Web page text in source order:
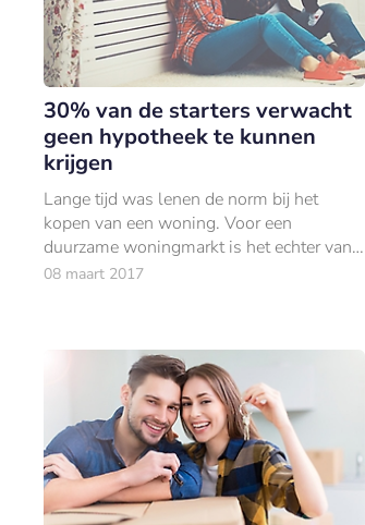
30% van de starters verwacht
geen hypotheek te kunnen
krijgen
Lange tijd was lenen de norm bij het
kopen van een woning. Voor een
duurzame woningmarkt is het echter van
belang dat sparen en lenen meer in
08 maart 2017